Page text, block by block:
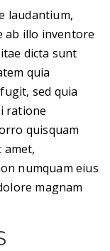
laudantium,
ab illo inventore
dicta sunt
quia
sed quia
ratione
quisquam
amet,
numquam eius
magnam